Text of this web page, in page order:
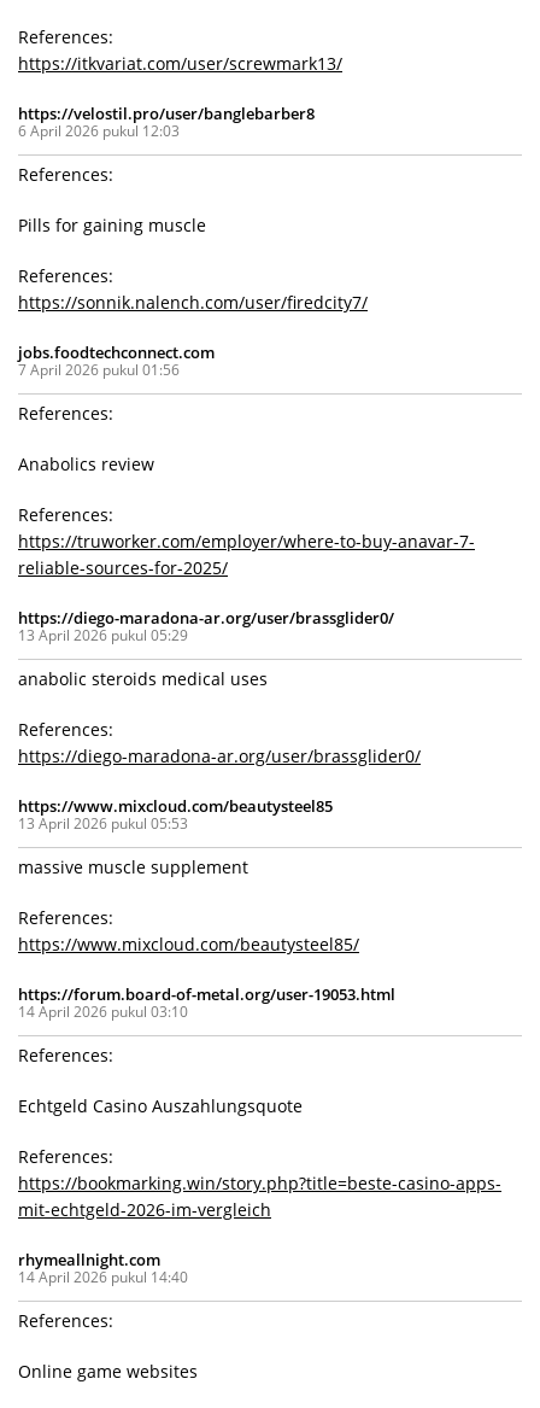
References:
https://itkvariat.com/user/screwmark13/
https://velostil.pro/user/banglebarber8
6 April 2026 pukul 12:03
References:
Pills for gaining muscle
References:
https://sonnik.nalench.com/user/firedcity7/
jobs.foodtechconnect.com
7 April 2026 pukul 01:56
References:
Anabolics review
References:
https://truworker.com/employer/where-to-buy-anavar-7-
reliable-sources-for-2025/
https://diego-maradona-ar.org/user/brassglider0/
13 April 2026 pukul 05:29
anabolic steroids medical uses
References:
https://diego-maradona-ar.org/user/brassglider0/
https://www.mixcloud.com/beautysteel85
13 April 2026 pukul 05:53
massive muscle supplement
References:
https://www.mixcloud.com/beautysteel85/
https://forum.board-of-metal.org/user-19053.html
14 April 2026 pukul 03:10
References:
Echtgeld Casino Auszahlungsquote
References:
https://bookmarking.win/story.php?title=beste-casino-apps-
mit-echtgeld-2026-im-vergleich
rhymeallnight.com
14 April 2026 pukul 14:40
References:
Online game websites